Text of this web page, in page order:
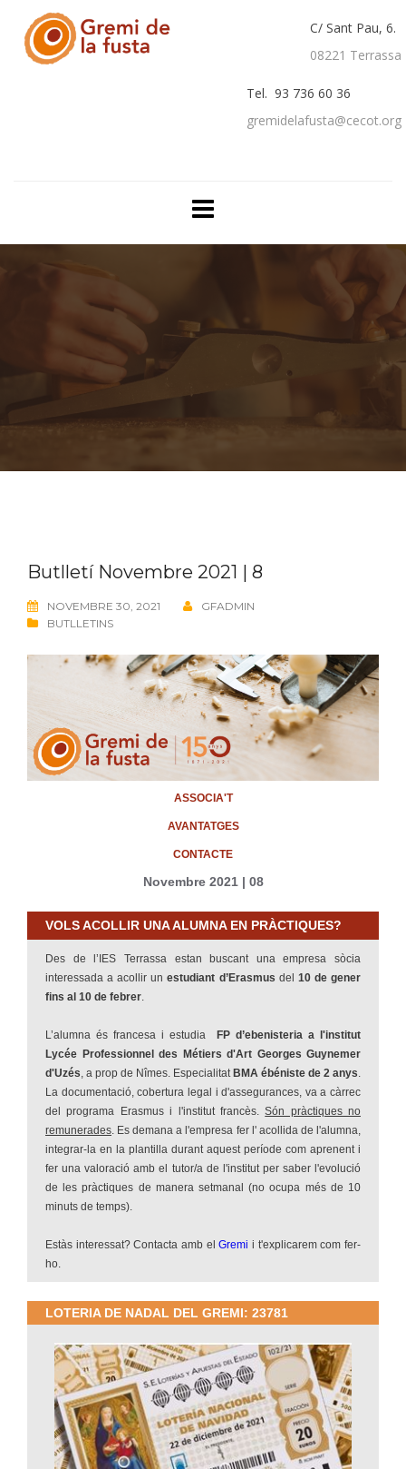
C/ Sant Pau, 6.
08221 Terrassa
Tel. 93 736 60 36
gremidelafusta@cecot.org
Butlletí Novembre 2021 | 8
NOVEMBRE 30, 2021
GFADMIN
BUTLLETINS